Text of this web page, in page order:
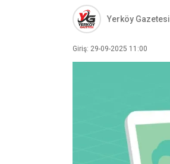
Yerköy Gazetesi
Giriş: 29-09-2025 11:00